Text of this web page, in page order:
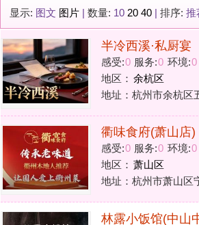
地址：杭州市余杭区五常街道邬
衢味食府(萧山店)
0服务: 0环境: 0性价比:0
地区：萧山区
地址：杭州市萧山区宁围街道振
林露小饭馆(中山中路店)
感受:0服务:0环境:0性价比:0
地区：上城区
地址：杭州市上城区中山中路
古香铜锅鱼·农家私房菜
感受: 服务: 环境: 0性价比:0
地区：淳安县
地址：杭州市淳安县狮城路72号